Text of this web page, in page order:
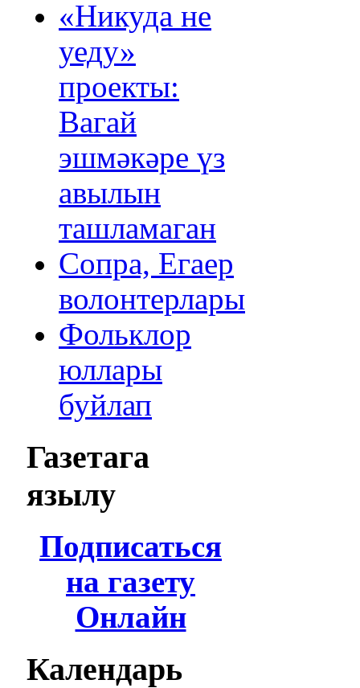
«Никуда не
уеду»
проекты:
Вагай
эшмәкәре үз
авылын
ташламаган
Сопра, Егаер
волонтерлары
Фольклор
юллары
буйлап
Газетага
язылу
Подписаться
на газету
Онлайн
Календарь